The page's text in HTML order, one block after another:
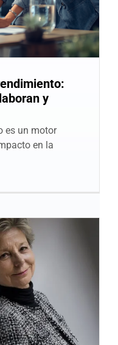
y
es un motor
en la